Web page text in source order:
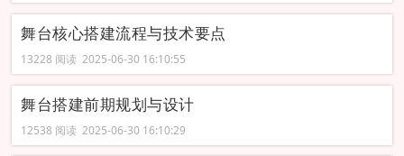
舞台核心搭建流程与技术要点
13228 阅读 2025-06-30 16:10:55
舞台搭建前期规划与设计
12538 阅读 2025-06-30 16:10:29